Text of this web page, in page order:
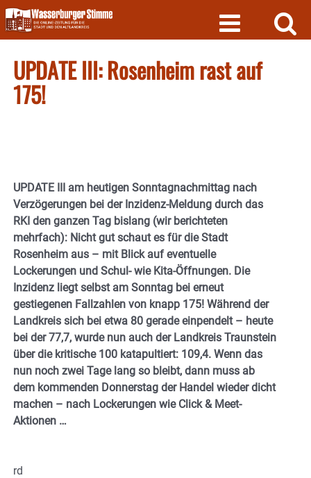
Skip
to
content
UPDATE III: Rosenheim rast auf
175!
UPDATE III am heutigen Sonntagnachmittag nach
Verzögerungen bei der Inzidenz-Meldung durch das
RKI den ganzen Tag bislang (wir berichteten
mehrfach): Nicht gut schaut es für die Stadt
Rosenheim aus – mit Blick auf eventuelle
Lockerungen und Schul- wie Kita-Öffnungen. Die
Inzidenz liegt selbst am Sonntag bei erneut
gestiegenen Fallzahlen von knapp 175! Während der
Landkreis sich bei etwa 80 gerade einpendelt – heute
bei der 77,7, wurde nun auch der Landkreis Traunstein
über die kritische 100 katapultiert: 109,4. Wenn das
nun noch zwei Tage lang so bleibt, dann muss ab
dem kommenden Donnerstag der Handel wieder dicht
machen – nach Lockerungen wie Click & Meet-
Aktionen …
rd